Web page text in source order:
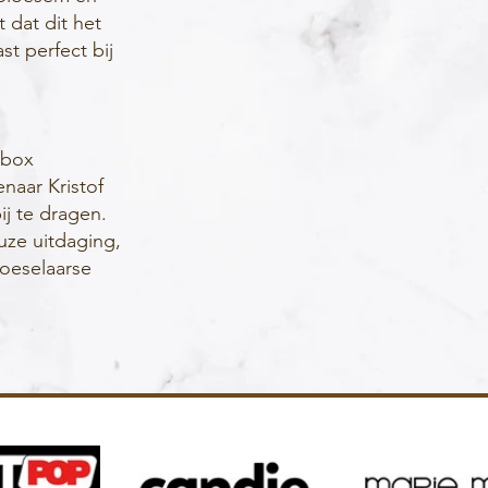
dat dit het
perfect bij
Kristof
te dragen.
uitdaging,